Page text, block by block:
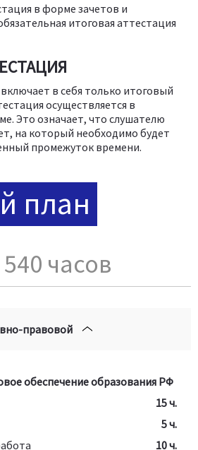
в форме зачетов и
итоговая аттестация
в себя только итоговый
осуществляется в
Это означает, что слушателю
на который необходимо будет
промежуток времени.
план
540 часов
правовой
обеспечение образования РФ
15 ч.
5 ч.
10 ч.